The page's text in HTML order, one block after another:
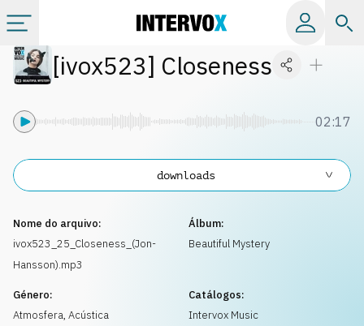
Tópicos
Todos os álbuns
Playlists
Licença
Info
[ivox523] Closeness
02:17
Nome do arquivo:
ivox523_25_Closeness_(Jon-
Hansson).mp3
Álbum:
Beautiful Mystery
Género:
Atmosfera, Acústica
Catálogos:
Intervox Music
downloads